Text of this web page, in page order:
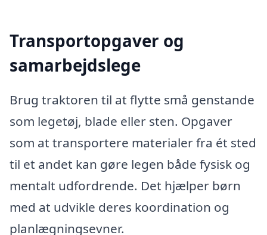
Transportopgaver og
samarbejdslege
Brug traktoren til at flytte små genstande
som legetøj, blade eller sten. Opgaver
som at transportere materialer fra ét sted
til et andet kan gøre legen både fysisk og
mentalt udfordrende. Det hjælper børn
med at udvikle deres koordination og
planlægningsevner.